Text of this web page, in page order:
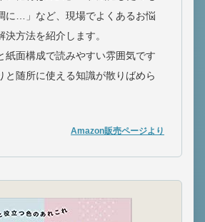
に…」など、現場でよくあるお悩
方法を紹介します。
紙面構成で読みやすい雰囲気です
と随所に使える知識が散りばめら
Amazon販売ページより